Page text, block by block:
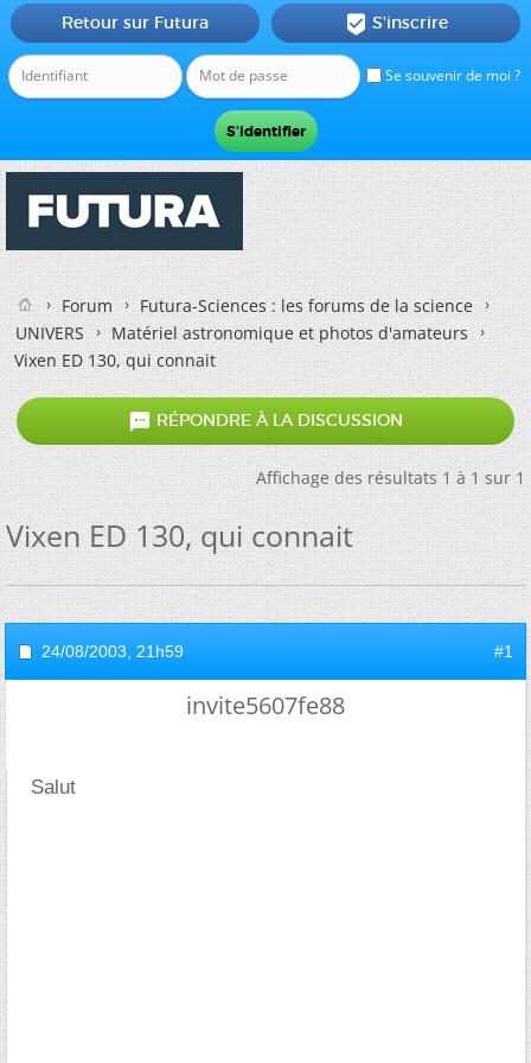
Se souvenir de moi ?
Retour sur Futura  S'inscrire
Forum
Futura-Sciences : les forums de la science
UNIVERS
Matériel astronomique et photos d'amateurs
Vixen ED 130, qui connait
 RÉPONDRE À LA DISCUSSION
Affichage des résultats 1 à 1 sur 1
Vixen ED 130, qui connait
24/08/2003, 21h59 #1
invite5607fe88
Salut